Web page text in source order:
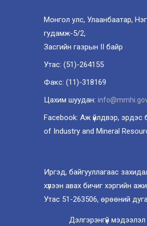
Монгол улс, Улаанбаатар,
гудамж-5/2,
Засгийн газрын II байр
Утас: (51)-264155
Факс: (11)-318169
Цахим шуудан:
Facebook: Аж үйлдвэр, эрдэс
of Industry and Mineral
Иргэд, байгууллагаас
хүлээн авах бичиг хэргийн
Утас 51-263506, өрөөний
Дэлгэрэнгүй